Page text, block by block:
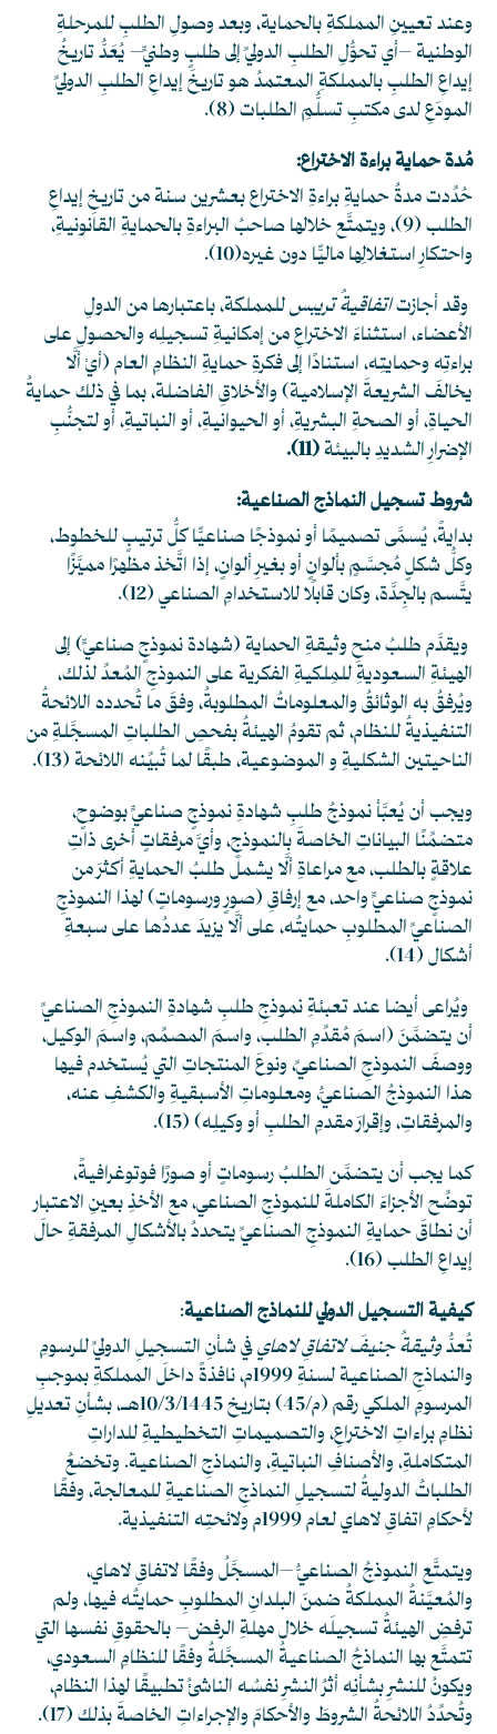
وعند تعيينِ المملكةِ بالحماية، وبعد وصولِ الطلبِ للمرحلةِ
الوطنية –أي تحوُّلِ الطلبِ الدوليِّ إلى طلبٍ وطنيٍّ– يُعَدُّ تاريخُ
إيداعِ الطلبِ بالمملكةِ المعتمدُ هو تاريخَ إيداعِ الطلبِ الدوليِّ
المودَعِ لدى مكتبِ تسلُّمِ الطلبات(8)
.
مُدة حماية براءة الاختراع:
حُدِّدت مدةُ حمايةِ براءةِ الاختراع بعشرين سنة من تاريخِ إيداعِ
الطلب(9)
، ويتمتَّع خلالها صاحبُ البراءةِ بالحمايةِ القانونيةِ،
واحتكارِ استغلالِها ماليًّا دون غيره(10)
.
وقد أجازتاتفاقيةُ تريبسللمملكة، باعتبارها من الدولِ
الأعضاء، استثناءَ الاختراعِ من إمكانيةِ تسجيلِه والحصولِ على
براءتِه وحمايتِه، استنادًا إلى فكرةِ حمايةِ النظامِ العام (أيْ ألَّا
يخالفَ الشريعةَ الإسلامية) والأخلاقِ الفاضلة، بما في ذلك حمايةُ
الحياةِ، أو الصحةِ البشريةِ، أو الحيوانيةِ، أو النباتيةِ، أو لتجنُّبِ
الإضرارِ الشديدِ بالبيئة(11)
.
شروط تسجيل النماذج الصناعية:
بدايةً، يُسمَّى تصميمًا أو نموذجًا صناعيًّا كلُّ ترتيبٍ للخطوط،
وكلُّ شكلٍ مُجسَّمٍ بألوانٍ أو بغيرِ ألوانٍ، إذا اتَّخذ مظهرًا مميَّزًا
يتَّسم بالجِدَّة، وكان قابلًا للاستخدامِ الصناعي(12)
.
ويقدَّم طلبُ منحِ وثيقةِ الحماية (شهادة نموذجٍ صناعيٍّ) إلى
الهيئةِ السعوديةِ للمِلكيةِ الفكرية على النموذجِ المُعدِّ لذلك،
ويُرفقُ به الوثائقُ والمعلوماتُ المطلوبةُ، وفقَ ما تُحدده اللائحةُ
التنفيذيةُ للنظام، ثم تقومُ الهيئةُ بفحصِ الطلباتِ المسجَّلةِ من
الناحيتين الشكليةِ و الموضوعية، طبقًا لما تُبيِّنه اللائحة(13)
.
ويجب أن يُعبَّأ نموذجُ طلبِ شهادةِ نموذجٍ صناعيٍّ بوضوحٍ،
متضمِّنًا البياناتِ الخاصةَ بالنموذجِ، وأيَّ مرفقاتٍ أخرى ذاتِ
علاقةٍ بالطلب، مع مراعاةِ ألَّا يشملَ طلبُ الحمايةِ أكثرَ من
نموذجٍ صناعيٍّ واحد، مع إرفاقِ (صورٍ ورسوماتٍ) لهذا النموذجِ
الصناعيِّ المطلوبِ حمايتُه، على ألَّا يزيدَ عددُها على سبعةِ
أشكال(14)
.
ويُراعى أيضا عند تعبئةِ نموذجِ طلبِ شهادةِ النموذجِ الصناعيِّ
أن يتضمَّنَ (اسمَ مُقدِّمِ الطلب، واسمَ المصمِّم، واسمَ الوكيل،
ووصفَ النموذجِ الصناعيِّ، ونوعَ المنتجاتِ التي يُستخدم فيها
هذا النموذجُ الصناعيُّ، ومعلوماتِ الأسبقيةِ والكشفِ عنه،
والمرفقاتِ، وإقرارَ مقدمِ الطلبِ أو وكيلِه)(15)
.
كما يجب أن يتضمَّن الطلبُ رسوماتٍ أو صورًا فوتوغرافيةً،
توضِّح الأجزاءَ الكاملةَ للنموذجِ الصناعي، مع الأخذِ بعينِ الاعتبار
أن نطاقَ حمايةِ النموذجِ الصناعيِّ يتحددُ بالأشكالِ المرفقةِ حالَ
إيداعِ الطلب(16)
.
كيفية التسجيل الدولي للنماذج الصناعية:
تُعدُّوثيقةُ جنيفَ لاتفاقِ لاهايفي شأنِ التسجيلِ الدوليِّ للرسومِ
والنماذجِ الصناعية لسنةِ 1999م، نافذةً داخلَ المملكةِ بموجبِ
المرسومِ الملكي رقم (م/45) بتاريخ 10/3/1445هـ، بشأنِ تعديلِ
نظامِ براءاتِ الاختراعِ، والتصميماتِ التخطيطيةِ للداراتِ
المتكاملةِ، والأصنافِ النباتيةِ، والنماذجِ الصناعية. وتخضعُ
الطلباتُ الدوليةُ لتسجيلِ النماذجِ الصناعيةِ للمعالجة، وفقًا
لأحكامِ اتفاقِ لاهاي لعام 1999م ولائحتِه التنفيذية.
ويتمتَّع النموذجُ الصناعيُّ –المسجَّلُ وفقًا لاتفاقِ لاهاي،
والمُعيَّنةُ المملكةُ ضمنَ البلدانِ المطلوبِ حمايتُه فيها، ولم
ترفضِ الهيئةُ تسجيلَه خلال مهلةِ الرفض– بالحقوقِ نفسها التي
تتمتَّع بها النماذجُ الصناعيةُ المسجَّلةُ وفقًا للنظامِ السعودي،
ويكونُ للنشرِ بشأنِه أثرُ النشرِ نفسُه الناشئُ تطبيقًا لهذا النظام،
وتُحدِّدُ اللائحةُ الشروطَ والأحكامَ والإجراءاتِ الخاصةَ بذلك(17)
.